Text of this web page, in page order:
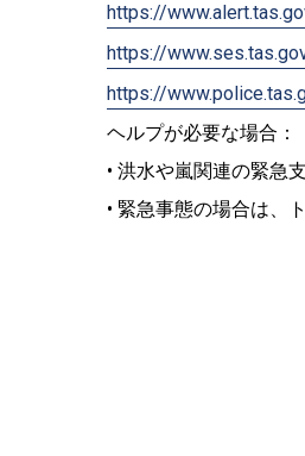
https://
https://
https://
ヘルプが必要な場合：
• 洪水や嵐関連の緊急
• 緊急事態の場合は、